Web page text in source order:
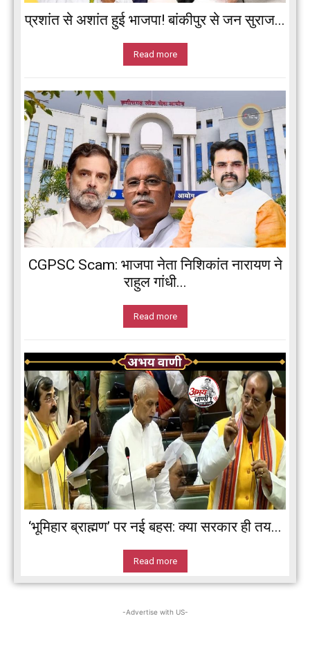
प्रशांत से अशांत हुई भाजपा! बांकीपुर से जन सुराज...
Read more
CGPSC Scam: भाजपा नेता निशिकांत नारायण ने
राहुल गांधी...
Read more
‘भूमिहार ब्राह्मण’ पर नई बहस: क्या सरकार ही तय...
Read more
-Advertise with US-